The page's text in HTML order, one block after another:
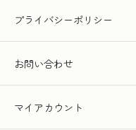
プライバシーポリシー
お問い合わせ
マイアカウント